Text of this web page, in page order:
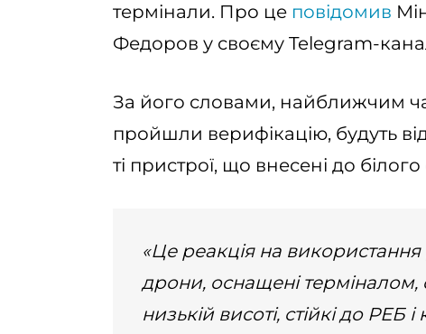
термінали. Про це повідомив
Федоров у своєму Telegram-
За його словами, найближчим
пройшли верифікацію, будуть
ті пристрої, що внесені до білого
«Це реакція на використання
дрони, оснащені терміналом,
низькій висоті, стійкі до